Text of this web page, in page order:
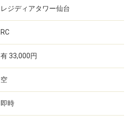
レジディアタワー仙台
RC
有 33,000円
空
即時